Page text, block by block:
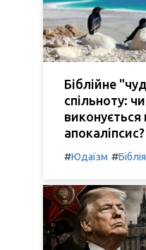
Біблійне
спільноту:
апокаліпсис?
#Юдаїзм #Біблія